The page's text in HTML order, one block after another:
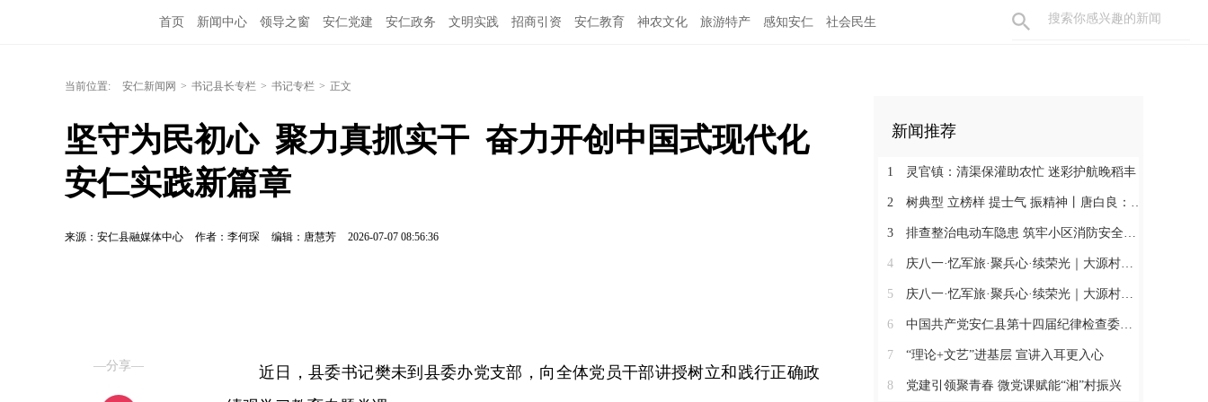
首页 新闻中心 领导之窗 安仁党建 安仁政务 文明实践 招商引资 安仁教育 神农文化 旅游特产 感知安仁 社会民生
当前位置: 安仁新闻网 > 书记县长专栏 > 书记专栏 > 正文
坚守为民初心  聚力真抓实干  奋力开创中国式现代化
安仁实践新篇章
来源：安仁县融媒体中心 作者：李何琛 编辑：唐慧芳 2026-07-07 08:56:36
—分享—
近日，县委书记樊未到县委办党支部，向全体党员干部讲授树立和践行正确政
新闻推荐
1 灵官镇：清渠保灌助农忙 迷彩护航晚稻丰
2 树典型 立榜样 提士气 振精神丨唐白良：三十载丹心映党徽 一腔热血暖万家
3 排查整治电动车隐患 筑牢小区消防安全防线
4 庆八一·忆军旅·聚兵心·续荣光｜大源村退役军人共话初心
5 庆八一·忆军旅·聚兵心·续荣光｜大源村退役军人共话初心
6 中国共产党安仁县第十四届纪律检查委员会召开第一次全体会议
7 “理论+文艺”进基层 宣讲入耳更入心
8 党建引领聚青春 微党课赋能“湘”村振兴